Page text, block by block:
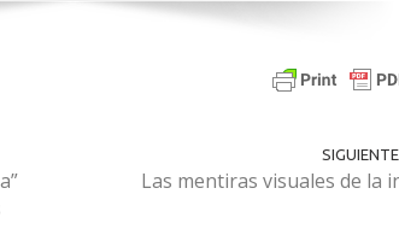
Las mentiras visuales de la